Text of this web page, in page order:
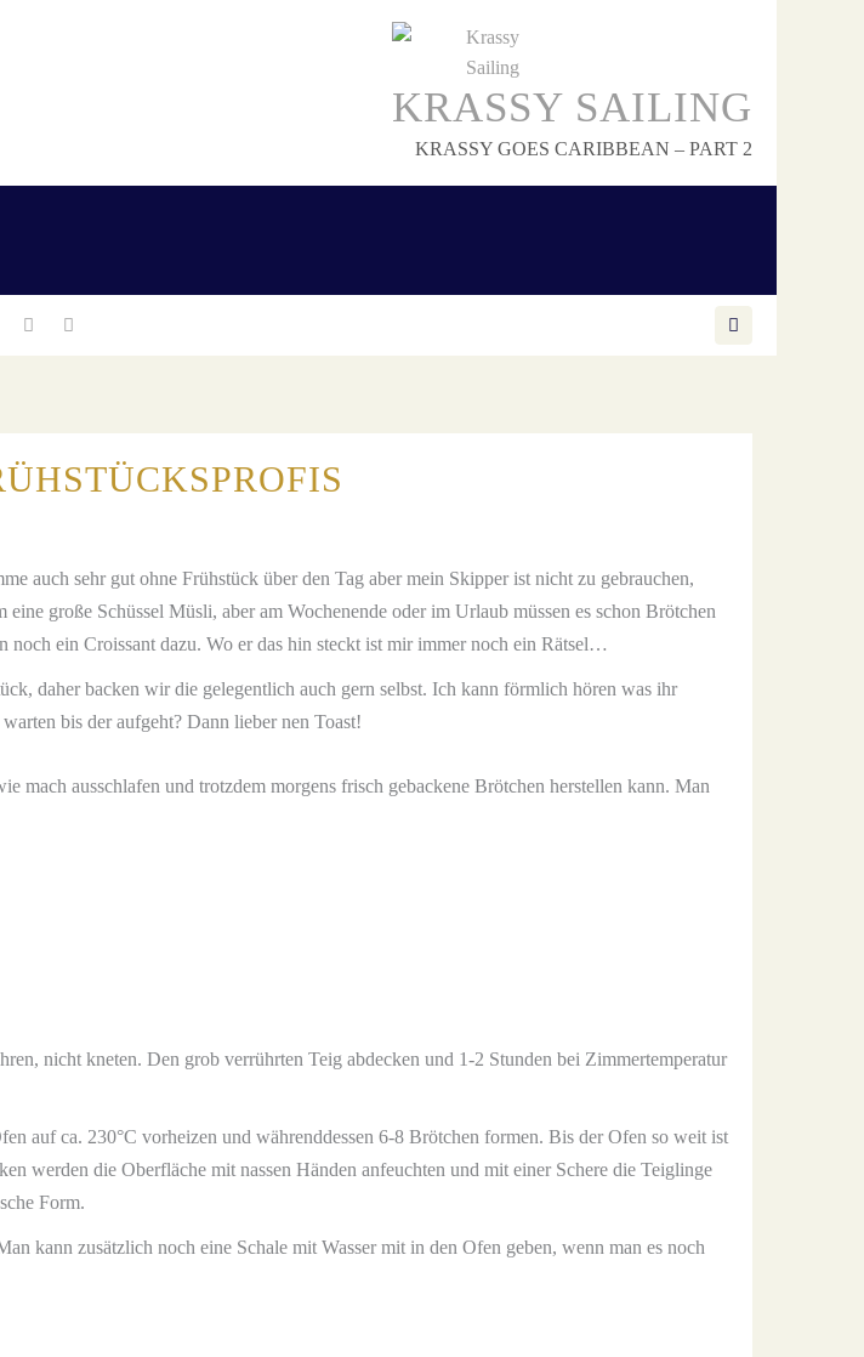
KRASSY SAILING
KRASSY GOES CARIBBEAN – PART 2
auch sehr gut ohne Frühstück über den Tag aber mein Skipper ist nicht zu gebrauchen,
große Schüssel Müsli, aber am Wochenende oder im Urlaub müssen es schon Brötchen
ein Croissant dazu. Wo er das hin steckt ist mir immer noch ein Rätsel…
daher backen wir die gelegentlich auch gern selbst. Ich kann förmlich hören was ihr
bis der aufgeht? Dann lieber nen Toast!
ausschlafen und trotzdem morgens frisch gebackene Brötchen herstellen kann. Man
nicht kneten. Den grob verrührten Teig abdecken und 1-2 Stunden bei Zimmertemperatur
auf ca. 230°C vorheizen und währenddessen 6-8 Brötchen formen. Bis der Ofen so weit ist
werden die Oberfläche mit nassen Händen anfeuchten und mit einer Schere die Teiglinge
Form.
kann zusätzlich noch eine Schale mit Wasser mit in den Ofen geben, wenn man es noch